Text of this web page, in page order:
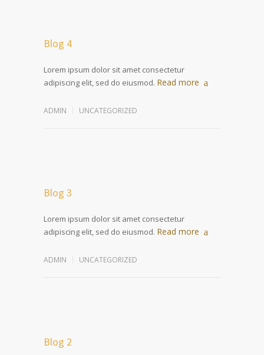
Blog 4
Lorem ipsum dolor sit amet consectetur
adipiscing elit, sed do eiusmod. Read more
ADMIN UNCATEGORIZED
Blog 3
Lorem ipsum dolor sit amet consectetur
adipiscing elit, sed do eiusmod. Read more
ADMIN UNCATEGORIZED
Blog 2